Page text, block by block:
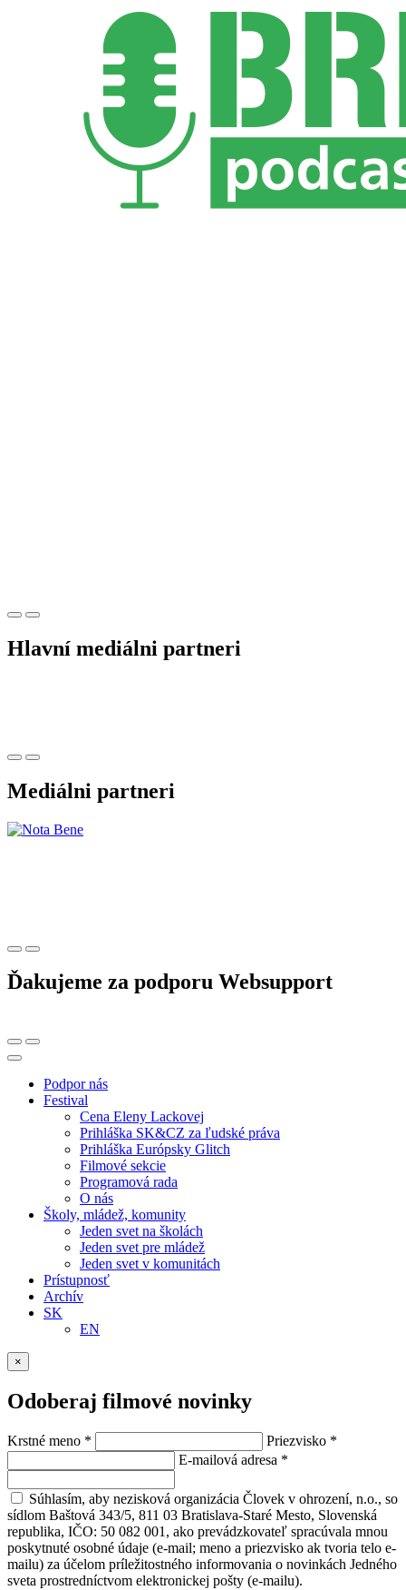
Hlavní mediálni partneri
Mediálni partneri
Ďakujeme za podporu Websupport
Podpor nás
Festival
Cena Eleny Lackovej
Prihláška SK&CZ za ľudské práva
Prihláška Európsky Glitch
Filmové sekcie
Programová rada
O nás
Školy, mládež, komunity
Jeden svet na školách
Jeden svet pre mládež
Jeden svet v komunitách
Prístupnosť
Archív
SK
EN
×
Odoberaj filmové novinky
Krstné meno * Priezvisko *
E-mailová adresa *
Súhlasím, aby nezisková organizácia Človek v ohrození, n.o., so
sídlom Baštová 343/5, 811 03 Bratislava-Staré Mesto, Slovenská
republika, IČO: 50 082 001, ako prevádzkovateľ spracúvala mnou
poskytnuté osobné údaje (e-mail; meno a priezvisko ak tvoria telo e-
mailu) za účelom príležitostného informovania o novinkách Jedného
sveta prostredníctvom elektronickej pošty (e-mailu).